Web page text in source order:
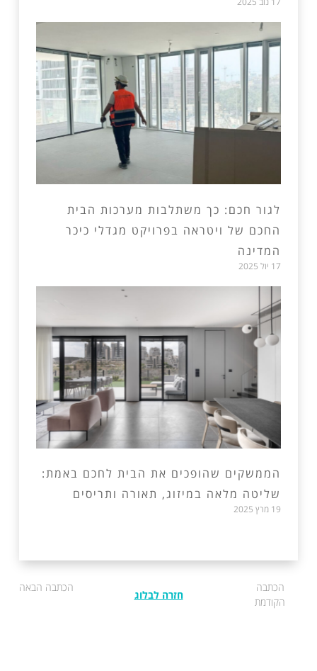
לגור חכם: כך משתלבות מערכות הבית
החכם של ויטראה בפרויקט מגדלי כיכר
המדינה
17 יול 2025
הממשקים שהופכים את הבית לחכם באמת:
שליטה מלאה במיזוג, תאורה ותריסים
19 מרץ 2025
הכתבה
הקודמת
חזרה לבלוג
הכתבה הבאה